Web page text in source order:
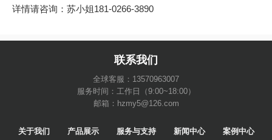
详情请咨询：苏小姐181-0266-3890
联系我们
全球客服：13570963007
服务时间：工作日（9:00~18:00）
邮箱：hzmy5@126.com
关于我们 产品展示 服务与支持 新闻中心 案例中心